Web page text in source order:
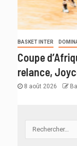
BASKET INTER
Coupe
relance,
8 août 2026